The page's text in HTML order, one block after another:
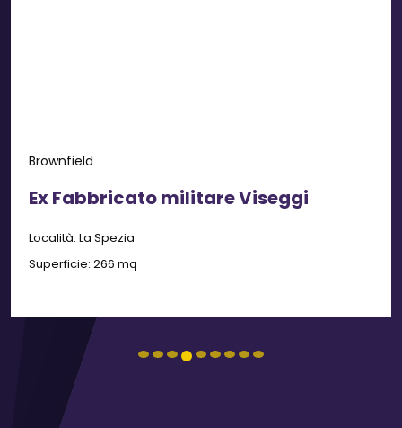
Brownfield
Ex Fabbricato militare Viseggi
Località: La Spezia
Superficie: 266 mq